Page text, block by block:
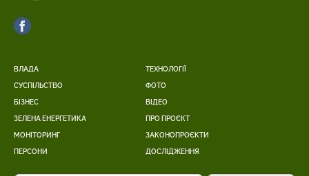
ВЛАДА
СУСПІЛЬСТВО
БІЗНЕС
ЗЕЛЕНА ЕНЕРГЕТИКА
МОНІТОРИНГ
ПЕРСОНИ
ТЕХНОЛОГІЇ
ФОТО
ВІДЕО
ПРО ПРОЄКТ
ЗАКОНОПРОЄКТИ
ДОСЛІДЖЕННЯ